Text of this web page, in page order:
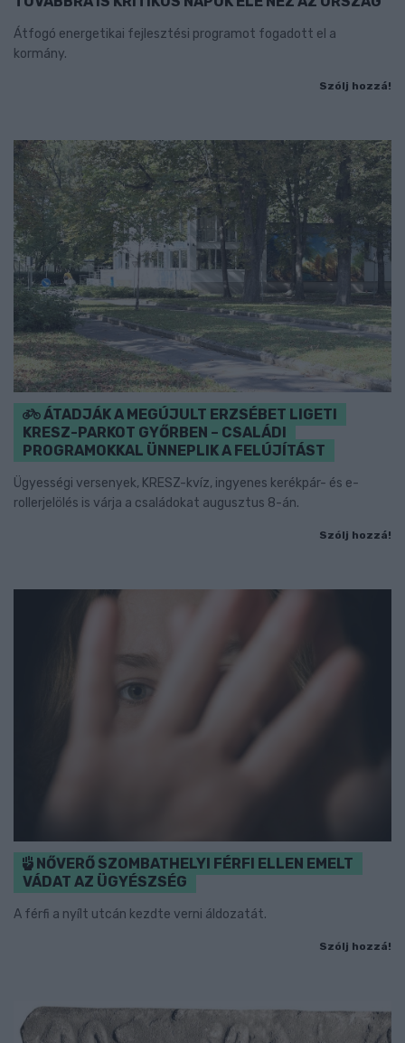
Átfogó energetikai fejlesztési programot fogadott el a
kormány.
Szólj hozzá!
ÁTADJÁK A MEGÚJULT ERZSÉBET LIGETI
KRESZ-PARKOT GYŐRBEN – CSALÁDI
PROGRAMOKKAL ÜNNEPLIK A FELÚJÍTÁST
Ügyességi versenyek, KRESZ-kvíz, ingyenes kerékpár- és e-
rollerjelölés is várja a családokat augusztus 8-án.
Szólj hozzá!
NŐVERŐ SZOMBATHELYI FÉRFI ELLEN EMELT
VÁDAT AZ ÜGYÉSZSÉG
A férfi a nyílt utcán kezdte verni áldozatát.
Szólj hozzá!